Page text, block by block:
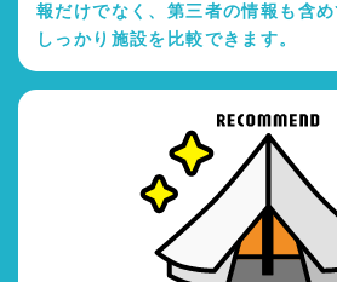
報だけでなく、第三者の情報も含め
しっかり施設を比較できます。